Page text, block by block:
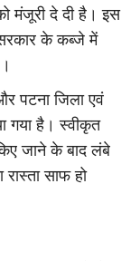
मंजूरी दे दी है। इस
के कब्जे में
पटना जिला एवं
गया है। स्वीकृत
जाने के बाद लंबे
साफ हो